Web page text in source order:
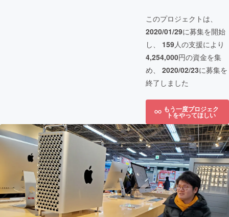
このプロジェクトは、
2020/01/29に募集を開始
し、 159人の支援により
4,254,000円の資金を集
め、 2020/02/23に募集を
終了しました
もう一度プロジェク
トをやってほしい